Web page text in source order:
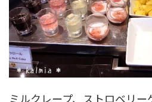
ミルクレープ、ストロベリ